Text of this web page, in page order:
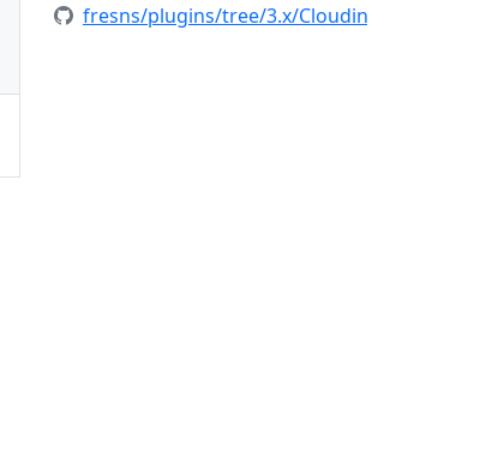
fresns/plugins/tree/3.x/Cloudinary